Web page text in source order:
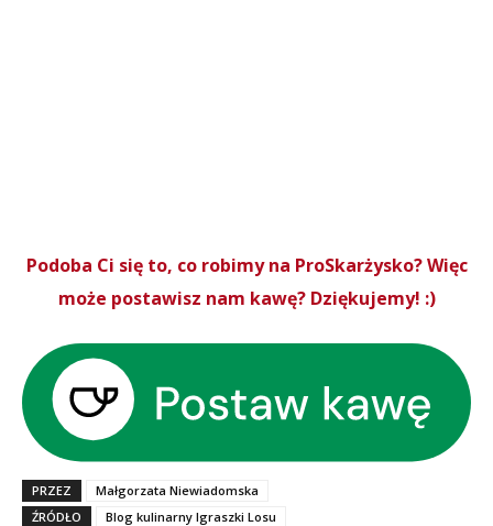
Podoba Ci się to, co robimy na ProSkarżysko? Więc
może postawisz nam kawę? Dziękujemy! :)
PRZEZ
Małgorzata Niewiadomska
ŹRÓDŁO
Blog kulinarny Igraszki Losu